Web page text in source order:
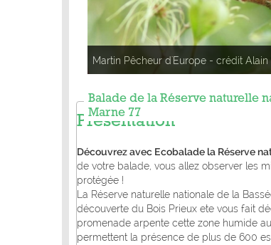
Jachère - crédit Agrenaba
Balade de la Réserve naturelle
Marne 77
Présentation
Découvrez avec Ecobalade la Réserve
de votre balade, vous allez observer les
protégée !
La Réserve naturelle nationale de la
découverte du Bois Prieux ete vous fait
promenade arpente cette zone humide
permettent la présence de plus de 600